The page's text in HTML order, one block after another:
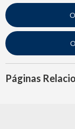
Páginas